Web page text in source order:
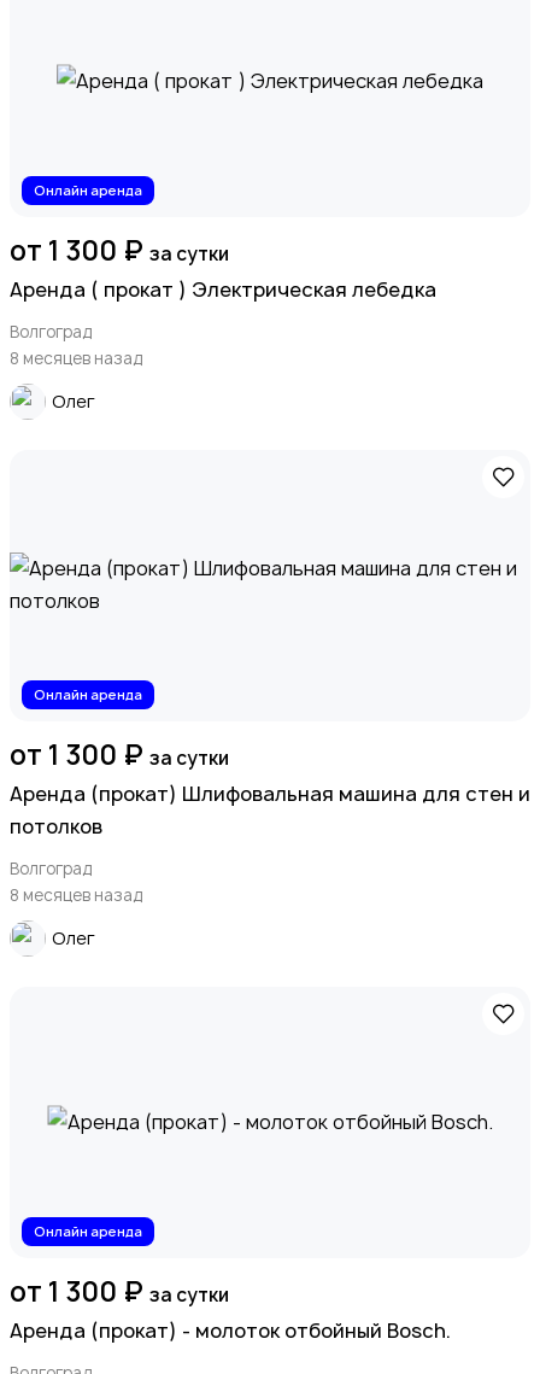
Онлайн аренда
от 1 300 ₽ за сутки
Аренда ( прокат ) Электрическая лебедка
Волгоград
8 месяцев назад
Олег
Онлайн аренда
от 1 300 ₽ за сутки
Аренда (прокат) Шлифовальная машина для стен и
потолков
Волгоград
8 месяцев назад
Олег
Онлайн аренда
от 1 300 ₽ за сутки
Аренда (прокат) - молоток отбойный Bosch.